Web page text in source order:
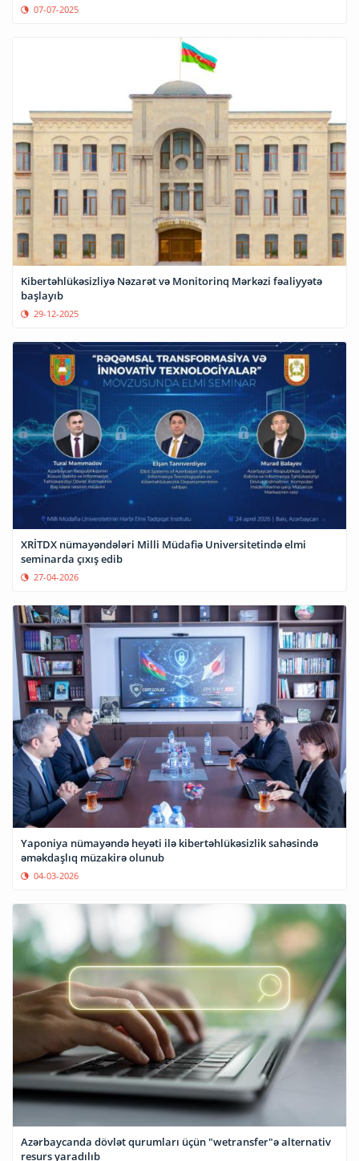
07-07-2025
Kibertəhlükəsizliyə Nəzarət və Monitorinq Mərkəzi fəaliyyətə
başlayıb
29-12-2025
XRİTDX nümayəndələri Milli Müdafiə Universitetində elmi
seminarda çıxış edib
27-04-2026
Yaponiya nümayəndə heyəti ilə kibertəhlükəsizlik sahəsində
əməkdaşlıq müzakirə olunub
04-03-2026
Azərbaycanda dövlət qurumları üçün "wetransfer"ə alternativ
resurs yaradılıb